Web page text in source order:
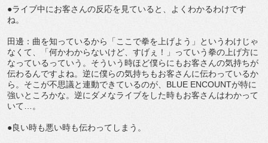
●ライブ中にお客さんの反応を見ていると、よくわかるわけです
ね。
田邊：曲を知っているから「ここで拳を上げよう」というわけじゃ
なくて、「何かわからないけど、すげぇ！」っていう拳の上げ方に
なっているっていう。そういう時ほど僕らにもお客さんの気持ちが
伝わるんですよね。逆に僕らの気持ちもお客さんに伝わっているか
ら。そこが不思議と連動できているのが、BLUE ENCOUNTが特に
強いところかな。逆にダメなライブをした時もお客さんはわかって
いて…。
●良い時も悪い時も伝わってしまう。